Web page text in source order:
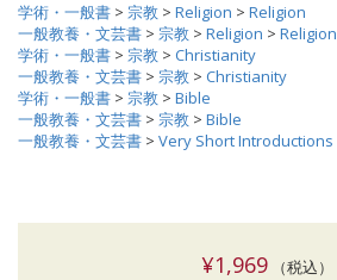
学術・一般書 > 宗教 > Religion > Religion
一般教養・文芸書 > 宗教 > Religion > Religion
学術・一般書 > 宗教 > Christianity
一般教養・文芸書 > 宗教 > Christianity
学術・一般書 > 宗教 > Bible
一般教養・文芸書 > 宗教 > Bible
一般教養・文芸書 > Very Short Introductions
¥1,969（税込）